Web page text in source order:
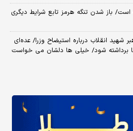
است/ باز شدن تنگه هرمز تابع شرایط دیگری
شهید انقلاب درباره استیضاح وزرا/ عده‌ای
برداشته شود/ خیلی ها دلشان می خواست